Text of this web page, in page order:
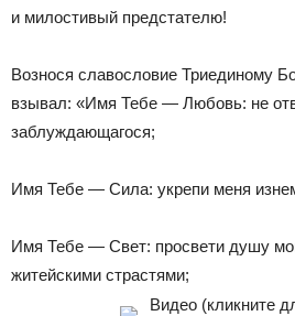
и милостивый предстателю!
Вознося славословие Триединому
взывал: «Имя Тебе — Любовь: не
заблуждающагося;
Имя Тебе — Сила: укрепи меня
Имя Тебе — Свет: просвети душу
житейскими страстями;
Видео (кликните